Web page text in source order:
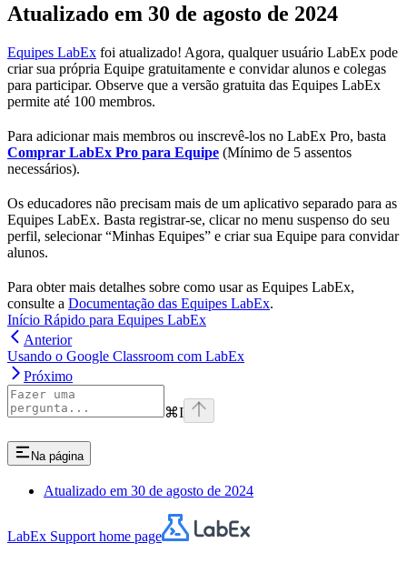
Atualizado em 30 de agosto de 2024
Equipes LabEx foi atualizado! Agora, qualquer usuário LabEx pode
criar sua própria Equipe gratuitamente e convidar alunos e colegas
para participar. Observe que a versão gratuita das Equipes LabEx
permite até 100 membros.
Para adicionar mais membros ou inscrevê-los no LabEx Pro, basta
Comprar LabEx Pro para Equipe (Mínimo de 5 assentos
necessários).
Os educadores não precisam mais de um aplicativo separado para as
Equipes LabEx. Basta registrar-se, clicar no menu suspenso do seu
perfil, selecionar “Minhas Equipes” e criar sua Equipe para convidar
alunos.
Para obter mais detalhes sobre como usar as Equipes LabEx,
consulte a Documentação das Equipes LabEx.
Início Rápido para Equipes LabEx
Anterior
Usando o Google Classroom com LabEx
Próximo
⌘I
Na página
Atualizado em 30 de agosto de 2024
LabEx Supporthome page